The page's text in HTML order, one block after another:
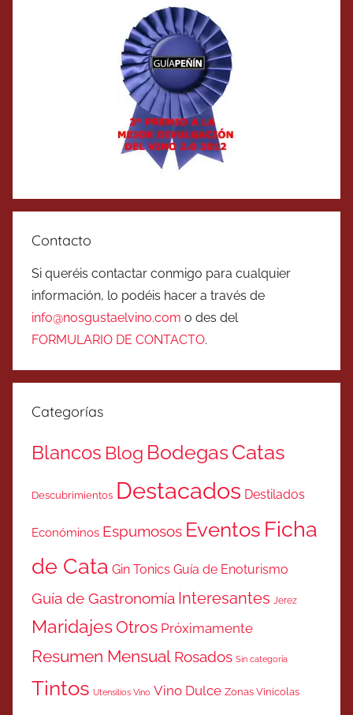
Contacto
Si queréis contactar conmigo para cualquier
información, lo podéis hacer a través de
info@nosgustaelvino.com o des del
FORMULARIO DE CONTACTO.
Categorías
Blancos Blog BodegasCatas
Descubrimientos Destacados Destilados
Económinos Espumosos Eventos Ficha
de Cata Gin Tonics Guía de Enoturismo
Guía de Gastronomía Interesantes Jerez
MaridajesOtros Próximamente
Resumen Mensual Rosados Sin categoría
Tintos Utensilios Vino Vino Dulce Zonas Vinicolas